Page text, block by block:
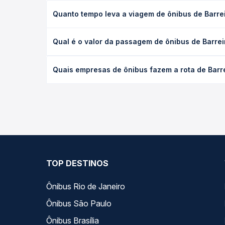
Quanto tempo leva a viagem de ônibus de
executivo ou leito) e as condições de tráfego. Na
Qual é o valor da passagem de ônibus de
poltrona e a antecedência da compra. Na Quero
Quais empresas de ônibus fazem a rota de
TOP DESTINOS
Ônibus Rio de Janeiro
Ônibus São Paulo
Ônibus Brasília